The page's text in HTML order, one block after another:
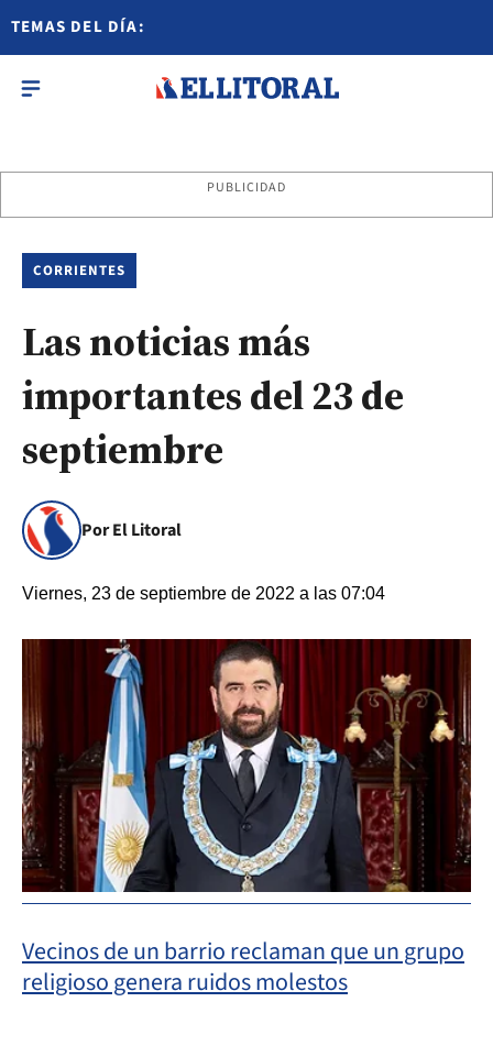
TEMAS DEL DÍA:
PUBLICIDAD
CORRIENTES
Las noticias más
importantes del 23 de
septiembre
Por El Litoral
Viernes, 23 de septiembre de 2022 a las 07:04
Vecinos de un barrio reclaman que un grupo
religioso genera ruidos molestos